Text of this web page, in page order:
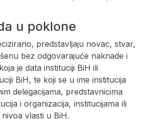
u poklone
predstavljaju novac, stvar,
bez odgovarajuće naknade i
je data instituciji BiH ili
BiH, te koji se u ime institucija
delegacijama, predstavnicima
i organizacija, institucijama ili
vlasti u BiH.